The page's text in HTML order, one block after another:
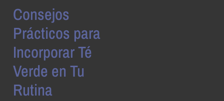
Consejos
Prácticos para
Incorporar Té
Verde en Tu
Rutina